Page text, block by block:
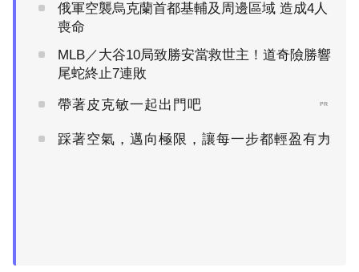
俄軍空襲烏克蘭首都基輔及周邊區域 造成4人
喪命
MLB／大谷10局致勝安當救世主！道奇險勝響
尾蛇終止7連敗
帶著皮克敏一起出門吧 PR
踩著空氣，邁向極限，讓每一步都輕盈有力
PR